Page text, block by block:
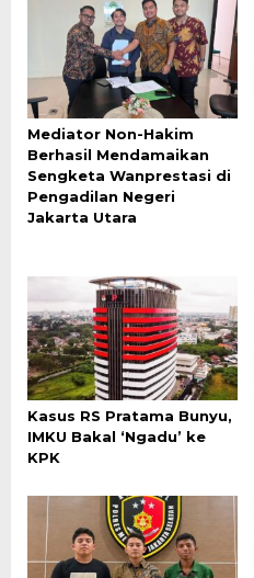
Mediator Non-Hakim
Berhasil Mendamaikan
Sengketa Wanprestasi di
Pengadilan Negeri
Jakarta Utara
Kasus RS Pratama Bunyu,
IMKU Bakal ‘Ngadu’ ke
KPK